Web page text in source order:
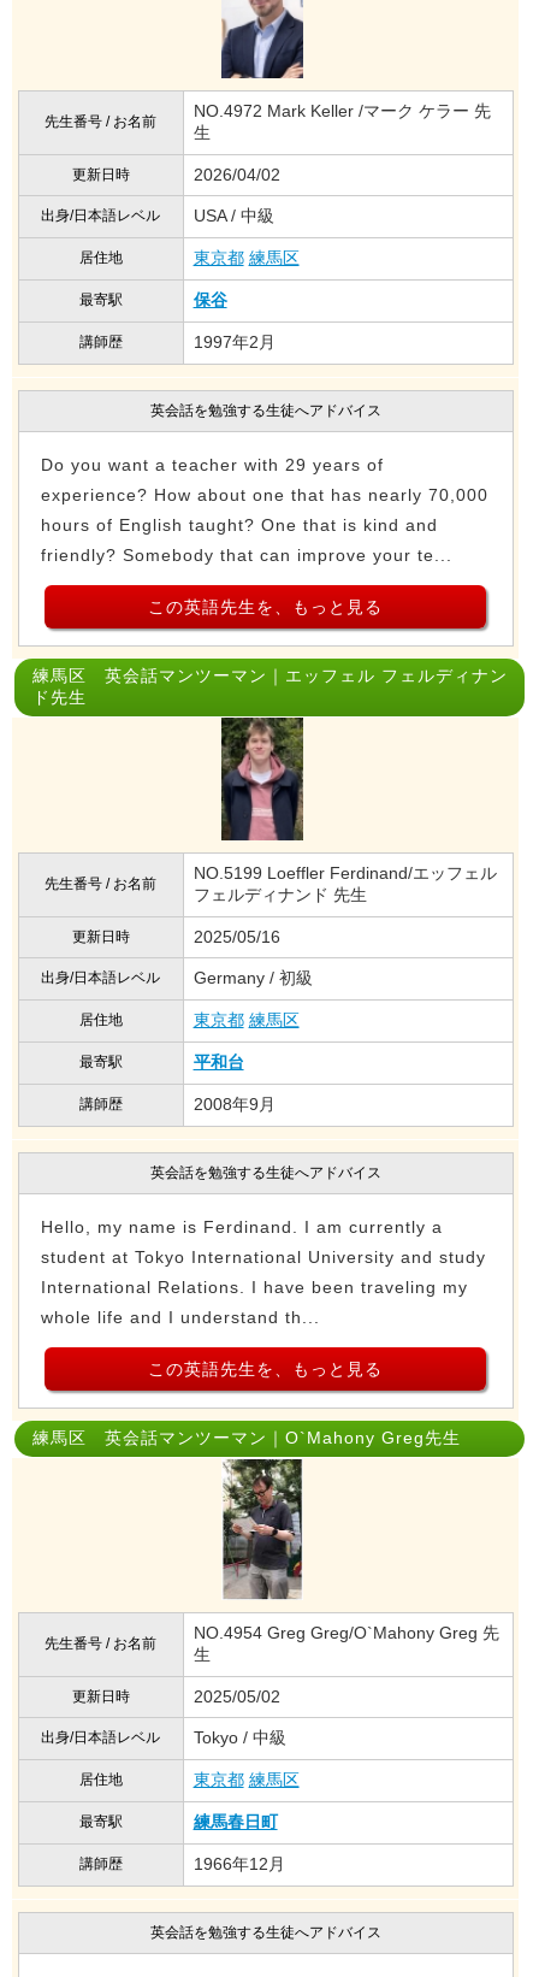
先生番号 / お名前
NO.4972 Mark Keller /マーク ケラー 先
生
更新日時 2026/04/02
出身/日本語レベル USA / 中級
居住地 東京都 練馬区
最寄駅 保谷
講師歴 1997年2月
英会話を勉強する生徒へアドバイス
Do you want a teacher with 29 years of
experience? How about one that has nearly 70,000
hours of English taught? One that is kind and
friendly? Somebody that can improve your te...
この英語先生を、もっと見る
練馬区 英会話マンツーマン｜エッフェル フェルディナン
ド先生
先生番号 / お名前
NO.5199 Loeffler Ferdinand/エッフェル
フェルディナンド 先生
更新日時 2025/05/16
出身/日本語レベル Germany / 初級
居住地 東京都 練馬区
最寄駅 平和台
講師歴 2008年9月
英会話を勉強する生徒へアドバイス
Hello, my name is Ferdinand. I am currently a
student at Tokyo International University and study
International Relations. I have been traveling my
whole life and I understand th...
この英語先生を、もっと見る
練馬区 英会話マンツーマン｜O`Mahony Greg先生
先生番号 / お名前
NO.4954 Greg Greg/O`Mahony Greg 先
生
更新日時 2025/05/02
出身/日本語レベル Tokyo / 中級
居住地 東京都 練馬区
最寄駅 練馬春日町
講師歴 1966年12月
英会話を勉強する生徒へアドバイス